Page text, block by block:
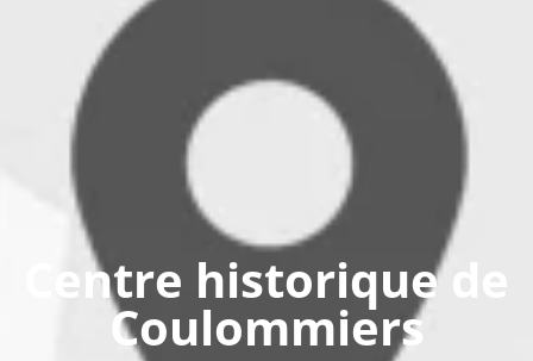
Centre historique de
Coulommiers